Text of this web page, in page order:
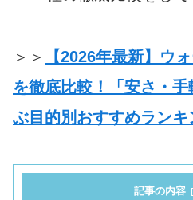
＞＞
【2026年最新】ウ
を徹底比較！「安さ・
ぶ目的別おすすめランキ
記事の内容